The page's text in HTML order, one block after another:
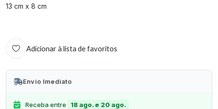
13 cm x 8 cm
Adicionar à lista de favoritos
Envio Imediato
Receba entre 18 ago. e 20 ago.